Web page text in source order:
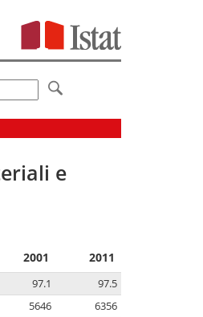
e
2001 2011
97.1
97.5
5646
6356